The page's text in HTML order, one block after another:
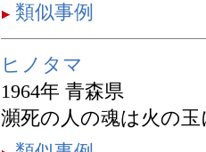
類似事例
ヒノタマ
1964年 青森県
瀕死の人の魂は火の